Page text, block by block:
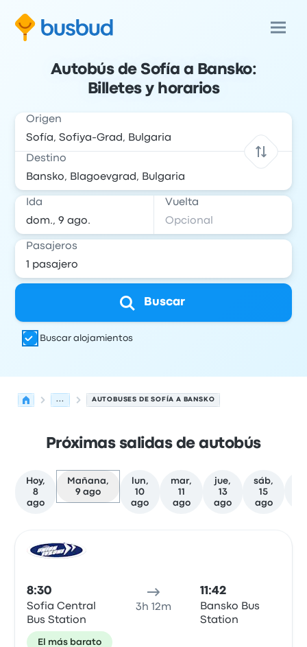
Autobús de Sofía a Bansko:
Billetes y horarios
Origen
Destino
Ida Vuelta
Pasajeros
Buscar
Buscar alojamientos
... AUTOBUSES DE SOFÍA A BANSKO
Próximas salidas de autobús
Hoy,
8
ago
Mañana,
9 ago
lun,
10
ago
mar,
11
ago
jue,
13
ago
sáb,
15
ago
8:30
Sofia Central
Bus Station
3h 12m
11:42
Bansko Bus
Station
El más barato